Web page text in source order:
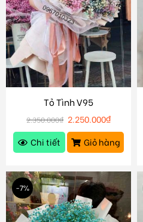
Tỏ Tình V95
2.350.000₫ 2.250.000₫
Chi tiết
Giỏ hàng
-7%